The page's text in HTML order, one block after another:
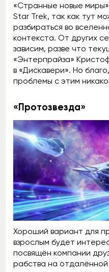
«Странные новые
Star Trek, так как тут
разбираться во
контекста. От других
зависим, разве что
«Энтерпрайза»
в «Дискавери». Но
проблемы с этим
«Протозвезда»
Хороший вариант для
взрослым будет
посвящён компании
рабства на